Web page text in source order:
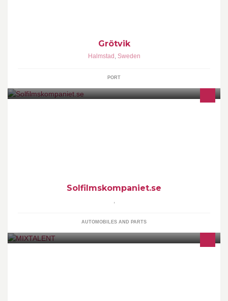
Grötvik
Halmstad , Sweden
PORT
Solfilmskompaniet.se
,
AUTOMOBILES AND PARTS